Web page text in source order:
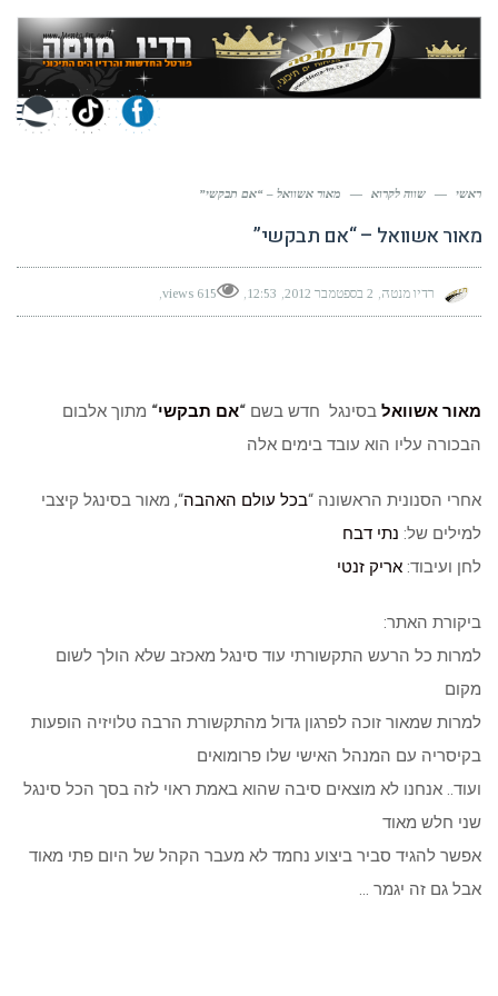
ראשי — שווה לקרוא — מאור אשוואל – “אם תבקשי”
מאור אשוואל – “אם תבקשי”
רדיו מנטה 2 בספטמבר 2012 12:53
615 views
מאור אשוואל בסינגל חדש בשם “אם תבקשי“ מתוך אלבום
הבכורה עליו הוא עובד בימים אלה
אחרי הסנונית הראשונה “בכל עולם האהבה“, מאור בסינגל קיצבי
למילים של: נתי דבח
לחן ועיבוד: אריק זנטי
ביקורת האתר:
למרות כל הרעש התקשורתי עוד סינגל מאכזב שלא הולך לשום
מקום
למרות שמאור זוכה לפרגון גדול מהתקשורת הרבה טלויזיה הופעות
בקיסריה עם המנהל האישי שלו פרומואים
ועוד.. אנחנו לא מוצאים סיבה שהוא באמת ראוי לזה בסך הכל סינגל
שני חלש מאוד
אפשר להגיד סביר ביצוע נחמד לא מעבר הקהל של היום פתי מאוד
אבל גם זה יגמר …